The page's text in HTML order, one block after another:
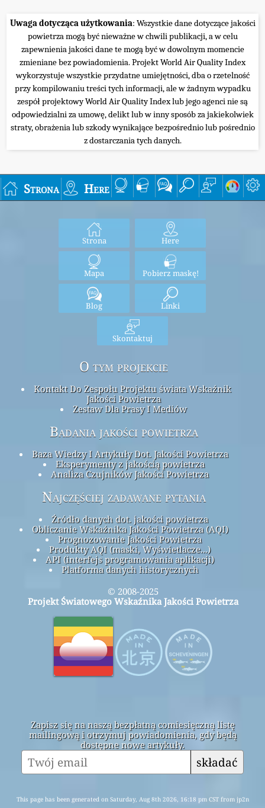
Uwaga dotycząca użytkowania: Wszystkie dane dotyczące jakości
powietrza mogą być nieważne w chwili publikacji, a w celu
zapewnienia jakości dane te mogą być w dowolnym momencie
zmieniane bez powiadomienia. Projekt World Air Quality Index
wykorzystuje wszystkie przydatne umiejętności, dba o rzetelność
przy kompilowaniu treści tych informacji, ale w żadnym wypadku
zespół projektowy World Air Quality Index lub jego agenci nie są
odpowiedzialni za umowę, delikt lub w inny sposób za jakiekolwiek
straty, obrażenia lub szkody wynikające bezpośrednio lub pośrednio
z dostarczania tych danych.
Strona Here
Strona Here
Mapa Pobierz maskę!
Blog Linki
Skontaktuj
O tym projekcie
Kontakt Do Zespołu Projektu świata Wskaźnik
Jakości Powietrza
Zestaw Dla Prasy I Mediów
Badania jakości powietrza
Baza Wiedzy I Artykuły Dot. Jakości Powietrza
Eksperymenty z jakością powietrza
Analiza Czujników Jakości Powietrza
Najczęściej zadawane pytania
Źródło danych dot. jakości powietrza
Obliczanie Wskaźnika Jakości Powietrza (AQI)
Prognozowanie Jakości Powietrza
Produkty AQI (maski, Wyświetlacze...)
API (interfejs programowania aplikacji)
Platforma danych historycznych
© 2008-2025
Projekt Światowego Wskaźnika Jakości Powietrza
Zapisz się na naszą bezpłatną comiesięczną listę
mailingową i otrzymuj powiadomienia, gdy będą
dostępne nowe artykuły.
składać
This page has been generated on Saturday, Aug 8th 2026, 16:18 pm CST from jp2n